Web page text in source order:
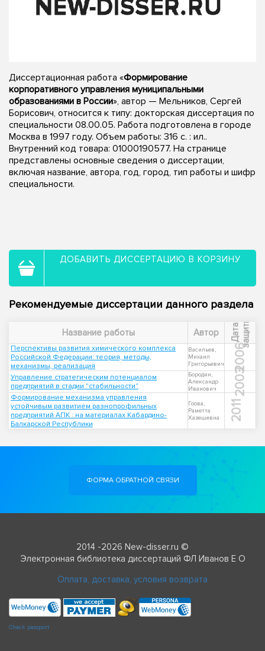
Диссертационная работа «Формирование
корпоративного управления муниципальными
образованиями в России», автор — Мельников, Сергей
Борисович, относится к типу: докторская диссертация по
специальности 08.00.05. Работа подготовлена в городе
Москва в 1997 году. Объем работы: 316 с. : ил..
Внутренний код товара: 01000190577. На странице
представлены основные сведения о диссертации,
включая название, автора, год, город, тип работы и шифр
специальности.
ДОБАВИТЬ ДИССЕРТАЦИЮ В КОРЗИНУ
Рекомендуемые диссертации данного раздела
Название работы Автор Д
а
т
а
з
а
щ
и
т ы
Перспективы развития химического комплекса
Российской Федерации: теория, методы,
механизмы, реализация
Васильев,
Михаил
Григорьевич
2006
Управление стратегическим потенциалом
предприятий в стадии "стабильности"
Бородин,
Александр
Иванович
2003
Формирование механизма управления
устойчивым развитием разнопрофильных
предприятий АПК : на материалах Кабардино-
Балкарской Республики
Гоова,
Раметта
Хазешевна
2011
ФОРМА ОБРАТНОЙ СВЯЗИ
2014 -2026 New-disser.ru ©
Электронная библиотека диссертаций ФЛ Иванов Е О
Оплата, доставка, условия возврата
Check passport